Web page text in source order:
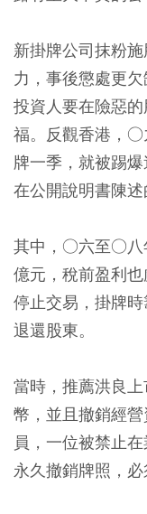
新掛牌公司抹粉
力，事後懲處更
投資人要在險惡
福。反觀香港，○
牌一季，就被踢
在公開說明書陳述
其中，○六至○八
億元，稅前盈利
停止交易，掛牌
退還股東。
當時，推薦洪良
幣，並且撤銷經
員，一位被禁止
永久撤銷牌照，必